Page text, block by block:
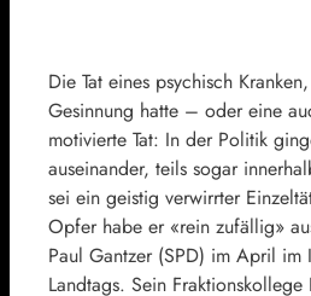
Die Tat eines psychisch
Gesinnung hatte – oder eine
motivierte Tat: In der Politik
auseinander, teils sogar
sei ein geistig verwirrter
Opfer habe er «rein zufällig»
Paul Gantzer (SPD) im April im
Landtags. Sein Fraktionskollege